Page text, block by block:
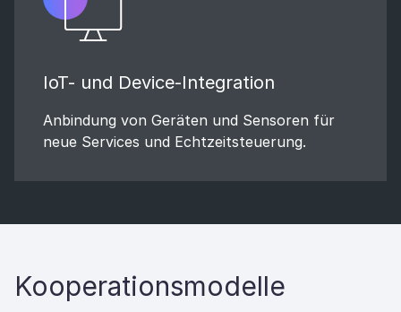
IoT- und Device-Integration
Anbindung von Geräten und Sensoren für
neue Services und Echtzeitsteuerung.
Kooperationsmodelle